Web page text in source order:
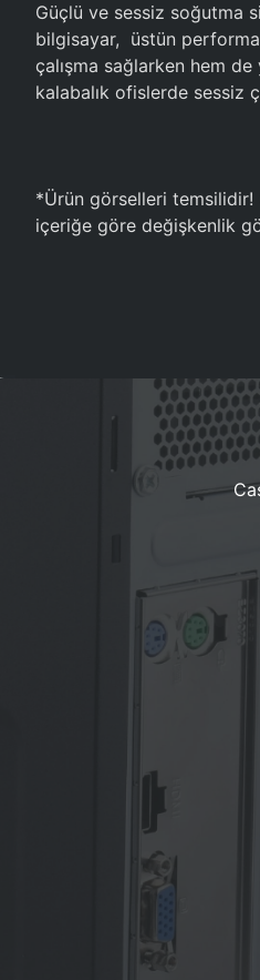
Güçlü ve sessiz soğutma
bilgisayar, üstün
çalışma sağlarken hem
kalabalık ofislerde sessiz
*Ürün görselleri temsilidir!
içeriğe göre değişkenlik